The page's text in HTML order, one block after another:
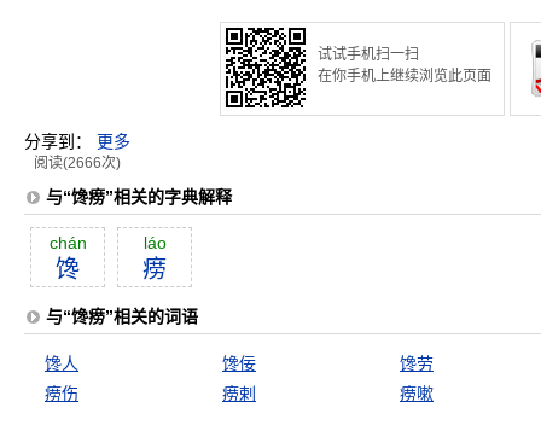
试试手机扫一扫
在你手机上继续浏览此页面
分享到： 更多
阅读(2666次)
与“馋痨”相关的字典解释
chán
馋
láo
痨
与“馋痨”相关的词语
馋人 馋佞
馋劳
痨伤
痨剌 痨嗽